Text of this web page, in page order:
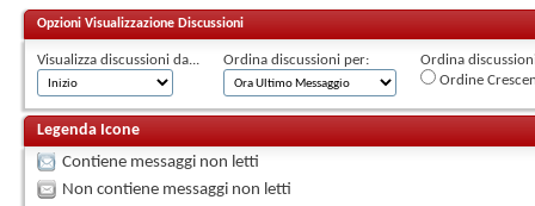
Opzioni Visualizzazione Discussioni
Visualizza discussioni da... Ordina discussioni per:
Ordina
Ordine
Legenda Icone
Contiene messaggi non letti
Non contiene messaggi non letti